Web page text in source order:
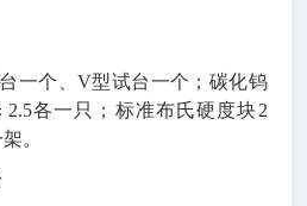
一个、V型试台一个；碳化钨
各一只；标准布氏硬度块2
。